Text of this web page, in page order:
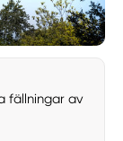
fällningar av